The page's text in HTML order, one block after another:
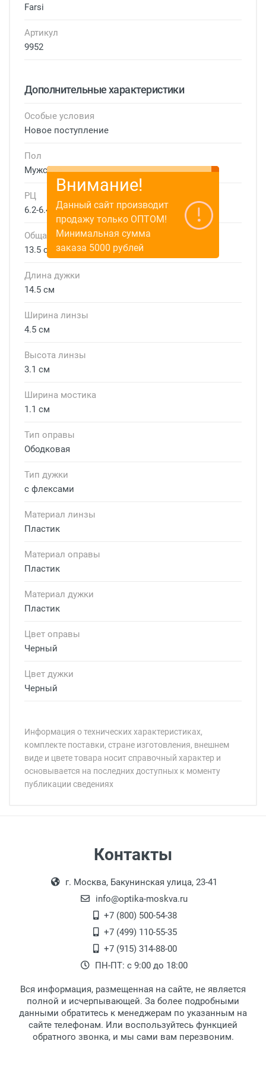
Farsi
Артикул
9952
Дополнительные характеристики
Особые условия
Новое поступление
Пол
Мужские
РЦ
6.2-6.4 см
Общая ширина
13.5 см
Длина дужки
14.5 см
Ширина линзы
4.5 см
Высота линзы
3.1 см
Ширина мостика
1.1 см
Тип оправы
Ободковая
Тип дужки
с флексами
Материал линзы
Пластик
Материал оправы
Пластик
Материал дужки
Пластик
Цвет оправы
Черный
Цвет дужки
Черный
Информация о технических характеристиках,
комплекте поставки, стране изготовления, внешнем
виде и цвете товара носит справочный характер и
основывается на последних доступных к моменту
публикации сведениях
Самовывоз.
Оплата товара производится
наличными непосредственно на пункте
выдачи товара.
Перечисление средств на расчетный счет.
18:00, по субботам с 11:00 до 15:00, в
офисе по адресу: г. Москва,
Переведеновский переулок 17, корпус 1,
второй этаж, тел. +7 (499) 110-55-35.
После того, как заказ поступает в пункт
выдачи, наш менеджер связывается с
клиентом и оповещает о поступлении
Для получения товара при себе
обязательно иметь паспорт.
Заказ необходимо забрать в течение 3
рабочих дней с момента поступления на
Контакты
г. Москва, Бакунинская улица, 23-41
info@optika-moskva.ru
+7 (800) 500-54-38
+7 (499) 110-55-35
+7 (915) 314-88-00
ПН-ПТ: с 9:00 до 18:00
Вся информация, размещенная на сайте, не является
полной и исчерпывающей. За более подробными
данными обратитесь к менеджерам по указанным на
сайте телефонам. Или воспользуйтесь функцией
обратного звонка, и мы сами вам перезвоним.
Внимание!
Данный сайт производит
продажу только ОПТОМ!
Минимальная сумма
заказа 5000 рублей